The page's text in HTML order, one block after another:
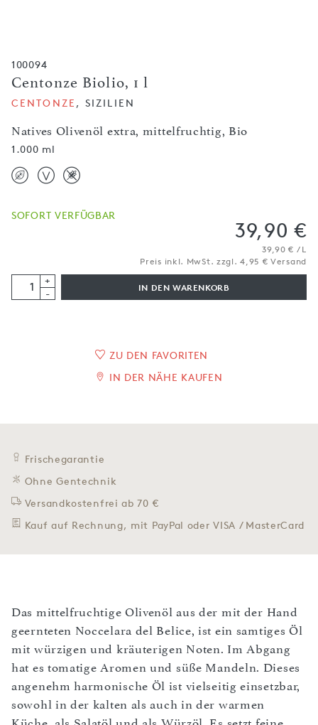
100094
Centonze Biolio, 1 l
Natives Olivenöl extra, mittelfruchtig, Bio
CENTONZE , SIZILIEN
1.000 ml
SOFORT VERFÜGBAR
39,90 €
39,90 € / L
Preis inkl. MwSt. zzgl. 4,95 € Versand
+
-
IN DEN WARENKORB
ZU DEN FAVORITEN
IN DER NÄHE KAUFEN
Frischegarantie
Ohne Gentechnik
Versandkostenfrei ab 70 €
Kauf auf Rechnung, mit PayPal oder VISA / MasterCard
Das mittelfruchtige Olivenöl aus der mit der Hand
geernteten Noccelara del Belice, ist ein samtiges Öl
mit würzigen und kräuterigen Noten. Im Abgang
hat es tomatige Aromen und süße Mandeln. Dieses
angenehm harmonische Öl ist vielseitig einsetzbar,
sowohl in der kalten als auch in der warmen